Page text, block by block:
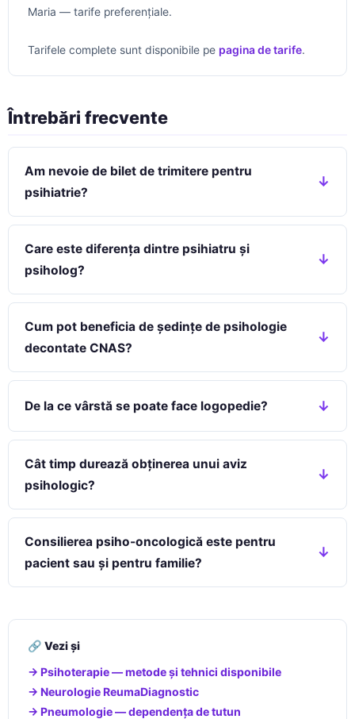
Maria — tarife preferențiale.
Tarifele complete sunt disponibile pe pagina de tarife.
Întrebări frecvente
Am nevoie de bilet de trimitere pentru
psihiatrie?
Care este diferența dintre psihiatru și
psiholog?
Cum pot beneficia de ședințe de psihologie
decontate CNAS?
De la ce vârstă se poate face logopedie?
Cât timp durează obținerea unui aviz
psihologic?
Consilierea psiho-oncologică este pentru
pacient sau și pentru familie?
🔗 Vezi și
→ Psihoterapie — metode și tehnici disponibile
→ Neurologie ReumaDiagnostic
→ Pneumologie — dependența de tutun